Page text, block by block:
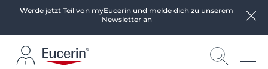
Werde jetzt Teil von myEucerin und melde dich zu unserem
Newsletter an